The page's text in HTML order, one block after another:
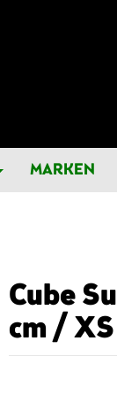
MARKEN
Cube
cm / XS